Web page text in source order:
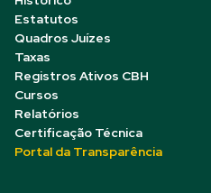
Estatutos
Quadros Juízes
Taxas
Registros Ativos CBH
Cursos
Relatórios
Certificação Técnica
Portal da Transparência